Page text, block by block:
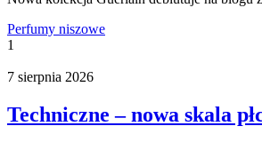
Perfumy niszowe
1
7 sierpnia 2026
Techniczne – nowa skala